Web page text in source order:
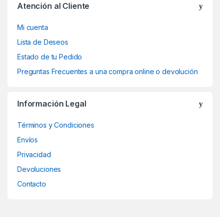
Atención al Cliente
Mi cuenta
Lista de Deseos
Estado de tu Pedido
Preguntas Frecuentes a una compra online o devolución
Información Legal
Términos y Condiciones
Envíos
Privacidad
Devoluciones
Contacto